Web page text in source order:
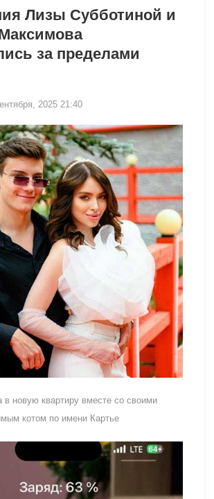
Лизы Субботиной и
за пределами
2025 21:40
в новую квартиру вместе со своими
котом по имени Картье